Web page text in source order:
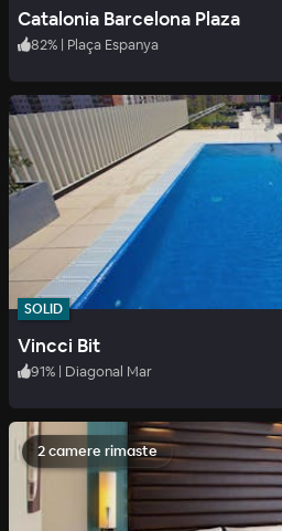
Catalonia Barcelona Plaza
82% | Plaça Espanya
SOLID
Vincci Bit
91% | Diagonal Mar
2 camere rimaste